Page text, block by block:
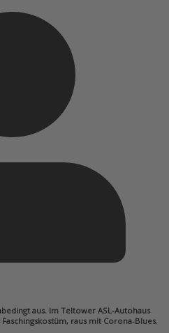
aus. Im Teltower ASL-Autohaus
raus mit Corona-Blues.